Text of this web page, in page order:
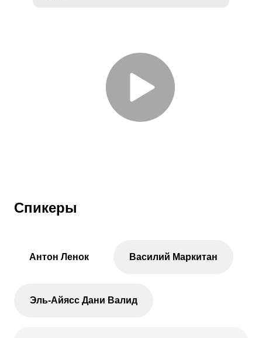
Спикеры
Антон Ленок Василий Маркитан
Эль-Айясс Дани Валид